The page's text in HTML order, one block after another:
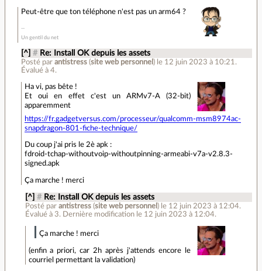
Peut-être que ton téléphone n'est pas un arm64 ?
Un gentil du net
[^] # Re: Install OK depuis les assets
Posté parantistress (site web personnel ) le 12 juin 2023 à 10:21 .
Évalué à4.
Ha vi, pas bête !
Et oui en effet c'est un ARMv7-A (32-bit)
apparemment
https://fr.gadgetversus.com/processeur/qualcomm-msm8974ac-
snapdragon-801-fiche-technique/
Du coup j'ai pris le 2è apk :
fdroid-tchap-withoutvoip-withoutpinning-armeabi-v7a-v2.8.3-
signed.apk
Ça marche ! merci
[^] # Re: Install OK depuis les assets
Posté par antistress(site web personnel ) le 12 juin 2023 à 12:04.
Évalué à 3. Dernière modification le 12 juin 2023 à 12:04.
Ça marche ! merci
(enfin a priori, car 2h après j'attends encore le
courriel permettant la validation)